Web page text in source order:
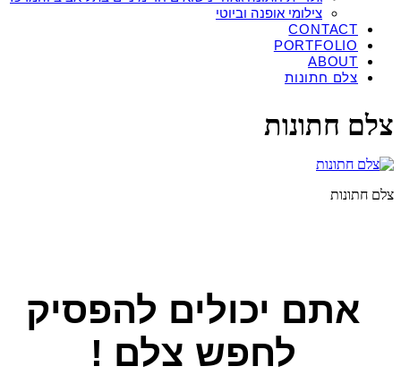
צילומי אופנה וביוטי
CONTACT
PORTFOLIO
ABOUT
צלם חתונות
צלם חתונות
צלם חתונות
אתם יכולים להפסיק
לחפש צלם !